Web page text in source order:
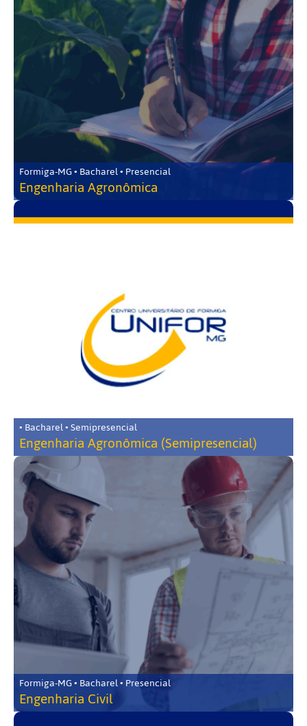
Formiga-MG • Bacharel • Presencial
Engenharia Agronômica
• Bacharel • Semipresencial
Engenharia Agronômica (Semipresencial)
Formiga-MG • Bacharel • Presencial
Engenharia Civil